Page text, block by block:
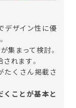
デザイン性に優
集まって検討。
れます。
たくさん掲載さ
くことが基本と